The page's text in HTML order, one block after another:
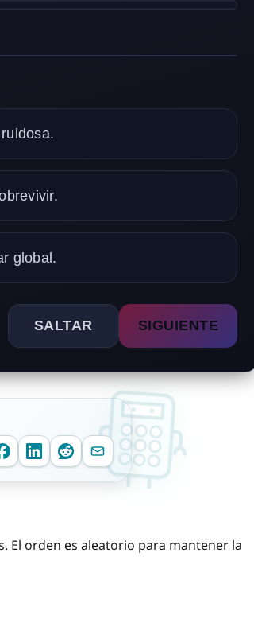
global.
SALTAR SIGUIENTE
El orden es aleatorio para mantener la